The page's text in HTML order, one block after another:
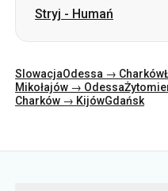
Charków → KijówGdańsk
Kategorie